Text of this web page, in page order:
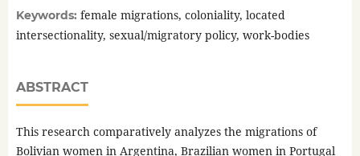
Keywords: female migrations, coloniality, located
intersectionality, sexual/migratory policy, work-bodies
ABSTRACT
This research comparatively analyzes the migrations of
Bolivian women in Argentina, Brazilian women in Portugal